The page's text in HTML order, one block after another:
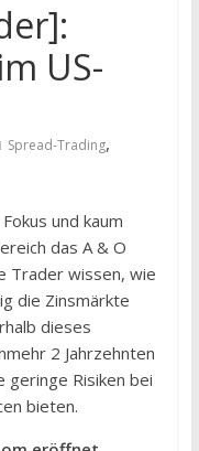
US-
Spread-Trading,
und kaum
das A & O
Trader wissen, wie
die Zinsmärkte
dieses
2 Jahrzehnten
geringe Risiken bei
bieten.